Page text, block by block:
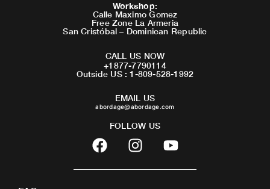
Workshop:
Calle Maximo Gomez
Free Zone La Armeria
San Cristóbal – Dominican Republic
CALL US NOW
+1877-7790114
Outside US : 1-809-528-1992
EMAIL US
abordage@abordage.com
FOLLOW US
F
a
c
I
n
s
Y
o
u